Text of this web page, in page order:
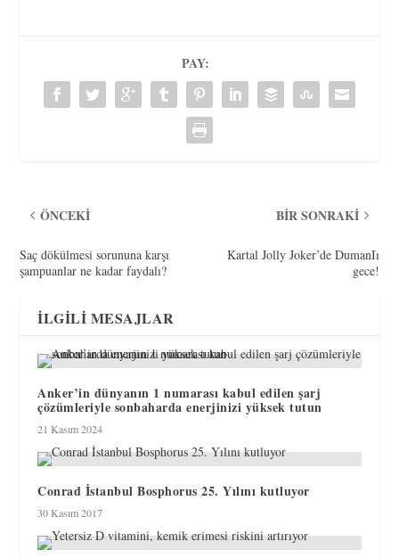
PAY:
ÖNCEKI
Saç dökülmesi sorununa karşı
şampuanlar ne kadar faydalı?
BIR SONRAKI
Kartal Jolly Joker’de DumanIı
gece!
İLGILI MESAJLAR
Anker’in dünyanın 1 numarası kabul edilen şarj
çözümleriyle sonbaharda enerjinizi yüksek tutun
21 Kasım 2024
Conrad İstanbul Bosphorus 25. Yılını kutluyor
30 Kasım 2017